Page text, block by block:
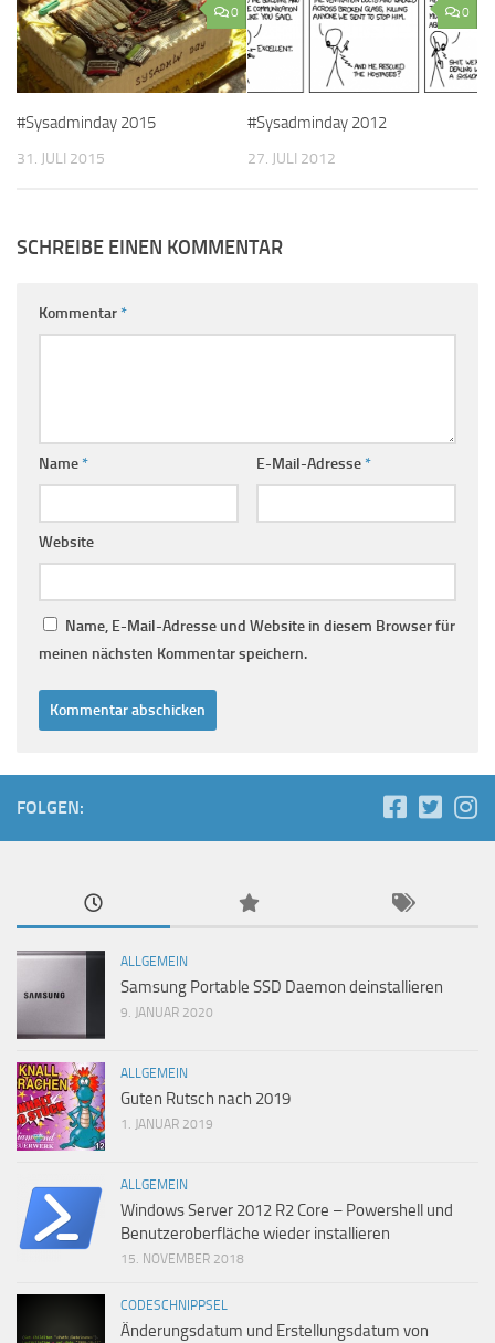
0
#Sysadminday 2015
31. JULI 2015
0
#Sysadminday 2012
27. JULI 2012
SCHREIBE EINEN KOMMENTAR
Kommentar*
Name* E-Mail-Adresse*
Website
Name, E-Mail-Adresse und Website in diesem Browser für
meinen nächsten Kommentar speichern.
FOLGEN:
ALLGEMEIN
Samsung Portable SSD Daemon deinstallieren
9. JANUAR 2020
ALLGEMEIN
Guten Rutsch nach 2019
1. JANUAR 2019
ALLGEMEIN
Windows Server 2012 R2 Core – Powershell und
Benutzeroberfläche wieder installieren
15. NOVEMBER 2018
CODESCHNIPPSEL
Änderungsdatum und Erstellungsdatum von